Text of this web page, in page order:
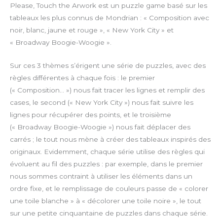
Please, Touch the Arwork est un puzzle game basé sur les
tableaux les plus connus de Mondrian : « Composition avec
noir, blanc, jaune et rouge », « New York City » et
« Broadway Boogie-Woogie ».
Sur ces 3 thèmes s’érigent une série de puzzles, avec des
règles différentes à chaque fois : le premier
(« Composition… ») nous fait tracer les lignes et remplir des
cases, le second (« New York City ») nous fait suivre les
lignes pour récupérer des points, et le troisième
(« Broadway Boogie-Woogie ») nous fait déplacer des
carrés ; le tout nous mène à créer des tableaux inspirés des
originaux. Evidemment, chaque série utilise des règles qui
évoluent au fil des puzzles : par exemple, dans le premier
nous sommes contraint à utiliser les éléments dans un
ordre fixe, et le remplissage de couleurs passe de « colorer
une toile blanche » à « décolorer une toile noire », le tout
sur une petite cinquantaine de puzzles dans chaque série.